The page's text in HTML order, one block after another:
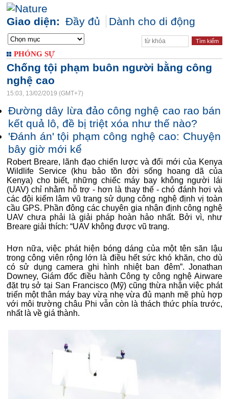
Giao diện: Đầy đủ Dành cho di động
PHÓNG SỰ
Chống tội phạm buôn người bằng công
nghệ cao
15:03, 13/02/2019 (GMT+7)
Đường dây lừa đảo công nghệ cao rao bán
kết quả lô, đề bị triệt xóa như thế nào?
'Đánh án' tội phạm công nghệ cao: Chuyện
bây giờ mới kể
Robert Breare, lãnh đạo chiến lược và đổi mới của Kenya
Wildlife Service (khu bảo tồn đời sống hoang dã của
Kenya) cho biết, những chiếc máy bay không người lái
(UAV) chỉ nhằm hỗ trợ - hơn là thay thế - chó đánh hơi và
các đội kiểm lâm vũ trang sử dụng công nghệ định vị toàn
cầu GPS. Phần đông các chuyên gia nhận định công nghệ
UAV chưa phải là giải pháp hoàn hảo nhất. Bởi vì, như
Breare giải thích: “UAV không được vũ trang.
Hơn nữa, việc phát hiện bóng dáng của một tên săn lậu
trong công viên rộng lớn là điều hết sức khó khăn, cho dù
có sử dụng camera ghi hình nhiệt ban đêm”. Jonathan
Downey, Giám đốc điều hành Công ty công nghệ Airware
đặt trụ sở tại San Francisco (Mỹ) cũng thừa nhận việc phát
triển một thân máy bay vừa nhẹ vừa đủ mạnh mẽ phù hợp
với môi trường châu Phi vẫn còn là thách thức phía trước,
nhất là về giá thành.